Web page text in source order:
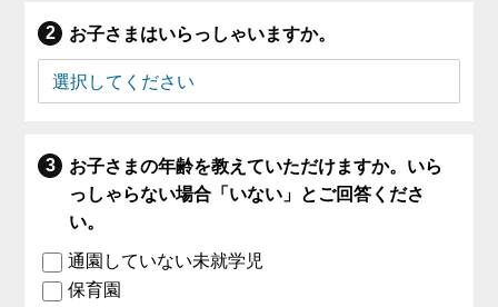
お子さまはいらっしゃいますか。
お子さまの年齢を教えていただけますか。いら
っしゃらない場合「いない」とご回答くださ
い。
通園していない未就学児
保育園